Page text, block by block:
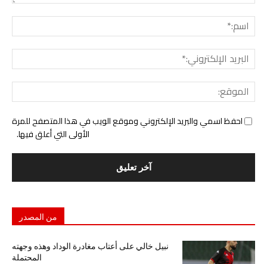
احفظ اسمي والبريد الإلكتروني وموقع الويب في هذا المتصفح للمرة
الأولى التي أعلق فيها.
من المصدر
نبيل خالي على أعتاب مغادرة الوداد وهذه وجهته
المحتملة